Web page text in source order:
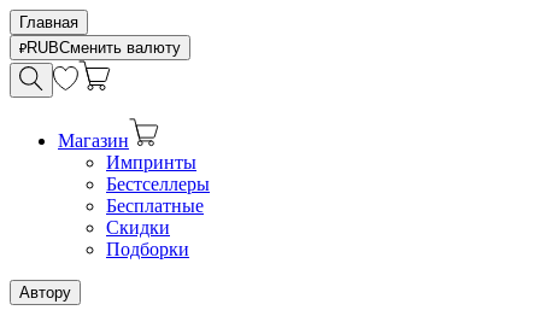
Главная
RUBСменить валюту
Магазин
Импринты
Бестселлеры
Бесплатные
Скидки
Подборки
Автору